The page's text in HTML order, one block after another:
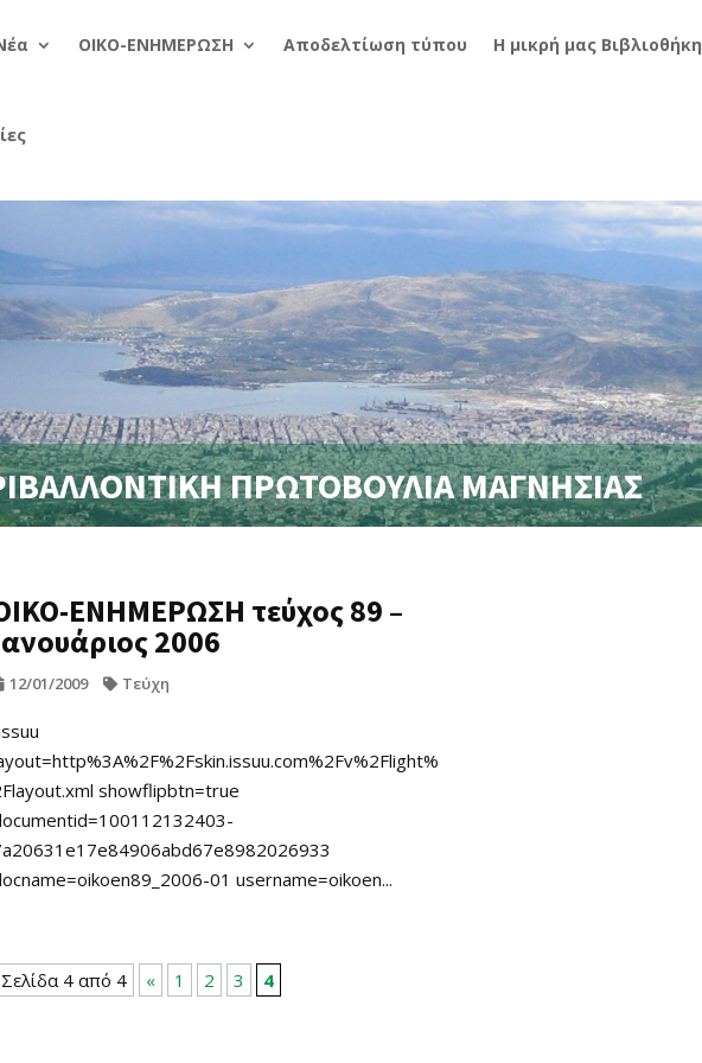
ΟΙΚΟ-ΕΝΗΜΕΡΩΣΗ Αποδελτίωση τύπου Η μικρή μας Βιβλιοθήκη
ΠΡΩΤΟΒΟΥΛΙΑ ΜΑΓΝΗΣΙΑΣ
ΕΝΗΜΕΡΩΣΗ τεύχος 89 –
2006
12/01/2009 Τεύχη
showflipbtn=true
01 username=oikoen...
Σελίδα 4 από 4 « 1 2 3 4